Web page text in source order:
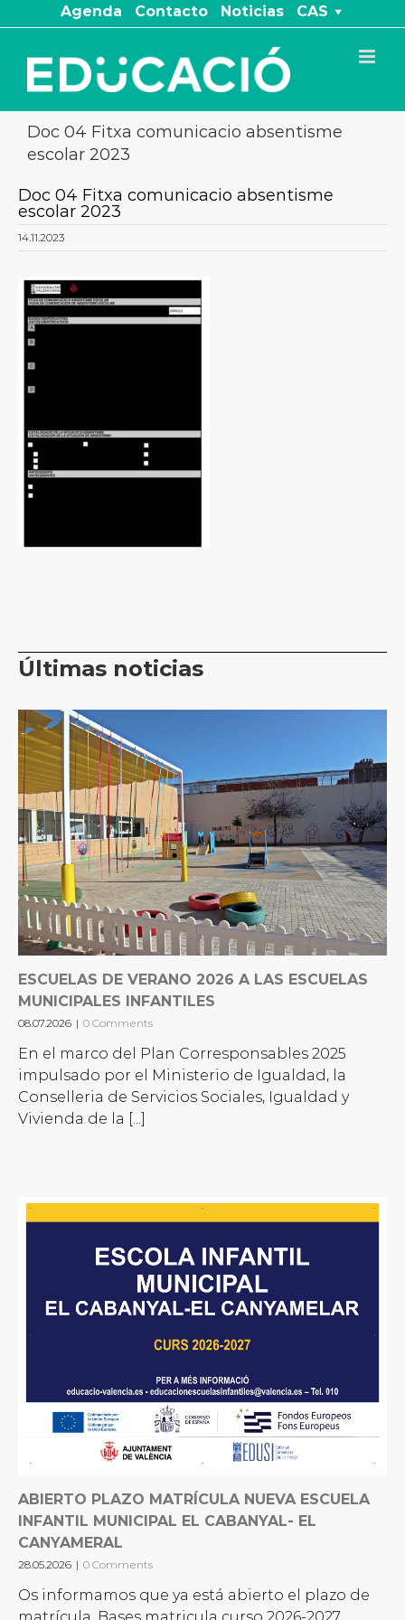
al
contenido
Agenda Contacto Noticias CAS
Doc 04 Fitxa comunicacio absentisme
escolar 2023
Doc 04 Fitxa comunicacio absentisme
escolar 2023
14.11.2023
Últimas noticias
ESCUELAS DE VERANO 2026 A LAS ESCUELAS
MUNICIPALES INFANTILES
08.07.2026 | 0 Comments
En el marco del Plan Corresponsables 2025
impulsado por el Ministerio de Igualdad, la
Conselleria de Servicios Sociales, Igualdad y
Vivienda de la [...]
ABIERTO PLAZO MATRÍCULA NUEVA ESCUELA
INFANTIL MUNICIPAL EL CABANYAL- EL
CANYAMERAL
28.05.2026 | 0 Comments
Os informamos que ya está abierto el plazo de
matrícula. Bases matricula curso 2026-2027,